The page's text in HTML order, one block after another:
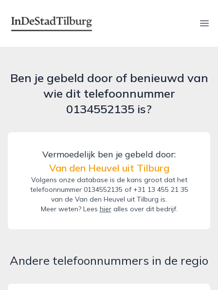
indestadtilburg.nl
Ben je gebeld door of benieuwd van
wie dit telefoonnummer
0134552135 is?
Vermoedelijk ben je gebeld door:
Van den Heuvel uit Tilburg
Volgens onze database is de kans groot dat het
telefoonnummer 0134552135 of +31 13 455 21 35
van de Van den Heuvel uit Tilburg is.
Meer weten? Lees hieralles over dit bedrijf.
Andere telefoonnummers in de regio